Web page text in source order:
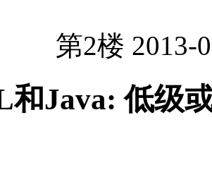
第2楼 2013-
Java: 低级